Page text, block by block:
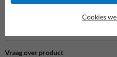
Vraag over product
Cookies